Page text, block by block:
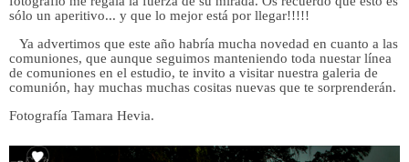
sólo un aperitivo... y que lo mejor está por llegar!!!!!
Ya advertimos que este año habría mucha novedad en cuanto a las
comuniones, que aunque seguimos manteniendo toda nuestar línea
de comuniones en el estudio, te invito a visitar nuestra galeria de
comunión, hay muchas muchas cositas nuevas que te sorprenderán.
Fotografía Tamara Hevia.